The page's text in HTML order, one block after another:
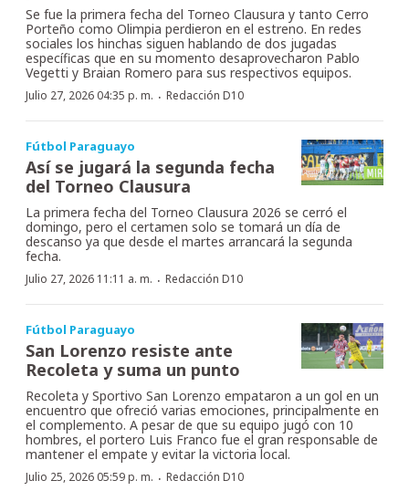
Se fue la primera fecha del Torneo Clausura y tanto Cerro
Porteño como Olimpia perdieron en el estreno. En redes
sociales los hinchas siguen hablando de dos jugadas
específicas que en su momento desaprovecharon Pablo
Vegetti y Braian Romero para sus respectivos equipos.
Julio 27, 2026 04:35 p. m. · Redacción D10
Fútbol Paraguayo
Así se jugará la segunda fecha
del Torneo Clausura
La primera fecha del Torneo Clausura 2026 se cerró el
domingo, pero el certamen solo se tomará un día de
descanso ya que desde el martes arrancará la segunda
fecha.
Julio 27, 2026 11:11 a. m. · Redacción D10
Fútbol Paraguayo
San Lorenzo resiste ante
Recoleta y suma un punto
Recoleta y Sportivo San Lorenzo empataron a un gol en un
encuentro que ofreció varias emociones, principalmente en
el complemento. A pesar de que su equipo jugó con 10
hombres, el portero Luis Franco fue el gran responsable de
mantener el empate y evitar la victoria local.
Julio 25, 2026 05:59 p. m. · Redacción D10